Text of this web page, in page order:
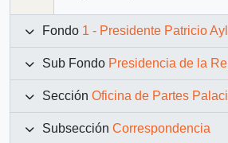
Fondo 1 - Presidente Patricio Aylwin Azócar (1990-1994)
Sub Fondo Presidencia de la República (11 marzo 1990 – 11 marzo 1994)
Sección Oficina de Partes Palacio de La Moneda
Subsección Correspondencia